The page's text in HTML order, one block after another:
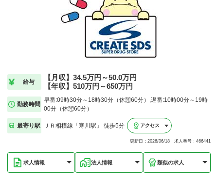
給与
【月収】34.5万円～50.0万円
【年収】510万円～650万円
勤務時間
早番:09時30分～18時30分（休憩60分）,遅番:10時00分～19時
00分（休憩60分）
最寄り駅 ＪＲ相模線「寒川駅」 徒歩5分 アクセス
更新日：2026/06/18 求人番号：466441
求人情報 法人情報 類似の求人